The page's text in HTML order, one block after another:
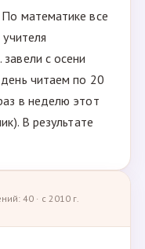
математике все
с осени
читаем по 20
в неделю этот
В результате
40 · с 2010 г.